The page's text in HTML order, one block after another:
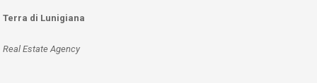
Terra di Lunigiana
Real Estate Agency